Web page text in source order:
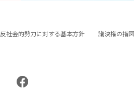
反社会的勢力に対する基本方針 議決権の指